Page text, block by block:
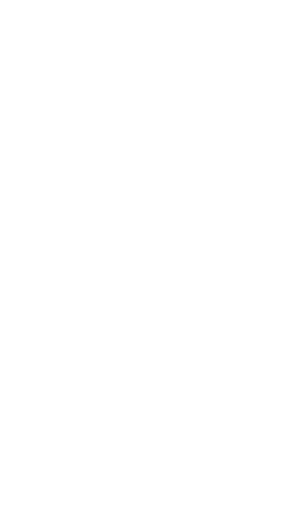
Multicolore, Taille: S